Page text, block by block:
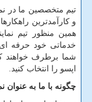
تیم متخصصین ما در
و کارآمدترین
همین منظور تیم
خدماتی خود حرفه ای
شما برطرف خواهند
اپسو را انتخاب کنید.
چگونه با ما به عنوان